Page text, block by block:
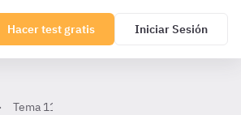
Hacer test gratis Iniciar Sesión
Tema 11. Correo electrónico